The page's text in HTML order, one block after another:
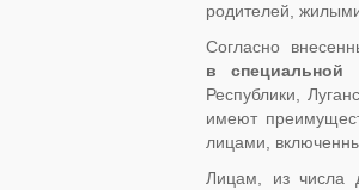
родителей,
Согласно
в специальной
Республики,
имеют
лицами,
Лицам, из числа